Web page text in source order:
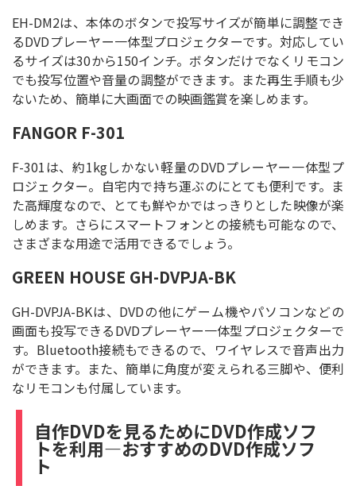
EH-DM2は、本体のボタンで投写サイズが簡単に調整でき
るDVDプレーヤー一体型プロジェクターです。対応してい
るサイズは30から150インチ。ボタンだけでなくリモコン
でも投写位置や音量の調整ができます。また再生手順も少
ないため、簡単に大画面での映画鑑賞を楽しめます。
FANGOR F-301
F-301は、約1kgしかない軽量のDVDプレーヤー一体型プ
ロジェクター。自宅内で持ち運ぶのにとても便利です。ま
た高輝度なので、とても鮮やかではっきりとした映像が楽
しめます。さらにスマートフォンとの接続も可能なので、
さまざまな用途で活用できるでしょう。
GREEN HOUSE GH-DVPJA-BK
GH-DVPJA-BKは、DVDの他にゲーム機やパソコンなどの
画面も投写できるDVDプレーヤー一体型プロジェクターで
す。Bluetooth接続もできるので、ワイヤレスで音声出力
ができます。また、簡単に角度が変えられる三脚や、便利
なリモコンも付属しています。
自作DVDを見るためにDVD作成ソフ
トを利用―おすすめのDVD作成ソフ
ト